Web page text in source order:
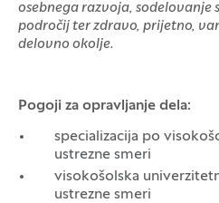
osebnega razvoja, sodelovanje
področij ter zdravo, prijetno,
delovno okolje.
Pogoji za opravljanje dela:
specializacija po
ustrezne smeri
visokošolska
ustrezne smeri